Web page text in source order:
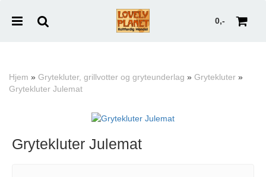
0,-
Hjem » Grytekluter, grillvotter og gryteunderlag » Grytekluter »
Grytekluter Julemat
Grytekluter Julemat